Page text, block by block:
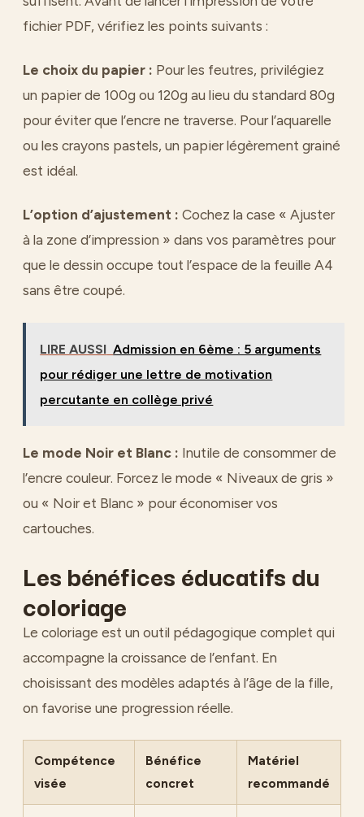
fichier PDF, vérifiez les points suivants :
Le choix du papier : Pour les feutres, privilégiez
un papier de 100g ou 120g au lieu du standard 80g
pour éviter que l’encre ne traverse. Pour l’aquarelle
ou les crayons pastels, un papier légèrement grainé
est idéal.
L’option d’ajustement : Cochez la case « Ajuster
à la zone d’impression » dans vos paramètres pour
que le dessin occupe tout l’espace de la feuille A4
sans être coupé.
LIRE AUSSI Admission en 6ème : 5 arguments
pour rédiger une lettre de motivation
percutante en collège privé
Le mode Noir et Blanc : Inutile de consommer de
l’encre couleur. Forcez le mode « Niveaux de gris »
ou « Noir et Blanc » pour économiser vos
cartouches.
Les bénéfices éducatifs du
coloriage
Le coloriage est un outil pédagogique complet qui
accompagne la croissance de l’enfant. En
choisissant des modèles adaptés à l’âge de la fille,
on favorise une progression réelle.
Compétence
visée
Bénéfice
concret
Matériel
recommandé